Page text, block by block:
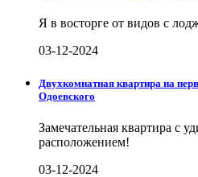
Я в восторге от видов с
03-12-2024
Двухкомнатная квартира на
Одоевского
Замечательная квартира с
расположением!
03-12-2024